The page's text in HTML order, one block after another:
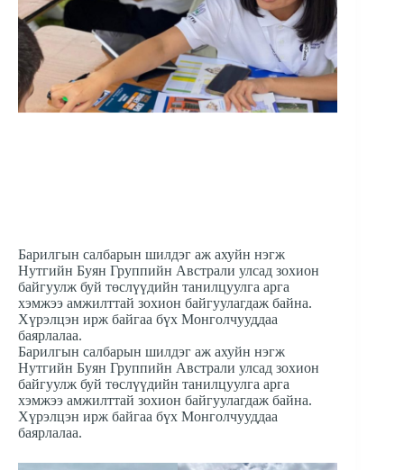
Барилгын салбарын шилдэг аж ахуйн нэгж
Нутгийн Буян Группийн Австрали улсад зохион
байгуулж буй төслүүдийн танилцуулга арга
хэмжээ амжилттай зохион байгуулагдаж байна.
Хүрэлцэн ирж байгаа бүх Монголчууддаа
баярлалаа.
Барилгын салбарын шилдэг аж ахуйн нэгж
Нутгийн Буян Группийн Австрали улсад зохион
байгуулж буй төслүүдийн танилцуулга арга
хэмжээ амжилттай зохион байгуулагдаж байна.
Хүрэлцэн ирж байгаа бүх Монголчууддаа
баярлалаа.